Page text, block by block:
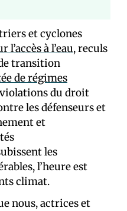
et cyclones
à l’eau, reculs
transition
de régimes
du droit
les défenseurs et
et
les
l’heure est
climat.
nous, actrices et